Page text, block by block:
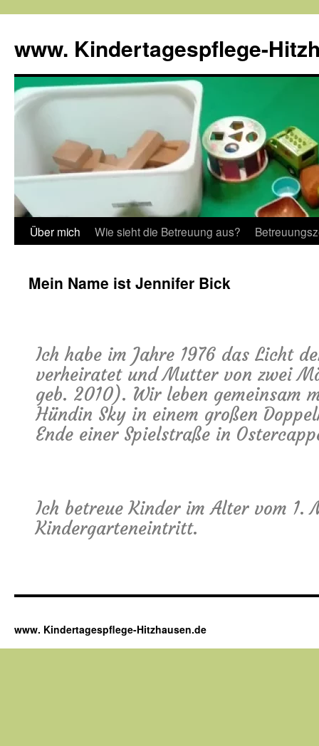
www. Kindertagespflege-
Über mich Wie sieht die Betreuung aus?
Mein Name ist Jennifer Bick
Ich habe im Jahre 1976 das Licht
verheiratet und Mutter von zwei
geb. 2010). Wir leben gemeinsam
Hündin Sky in einem großen
Ende einer Spielstraße in
Ich betreue Kinder im Alter vom 1.
Kindergarteneintritt.
www. Kindertagespflege-Hitzhausen.de